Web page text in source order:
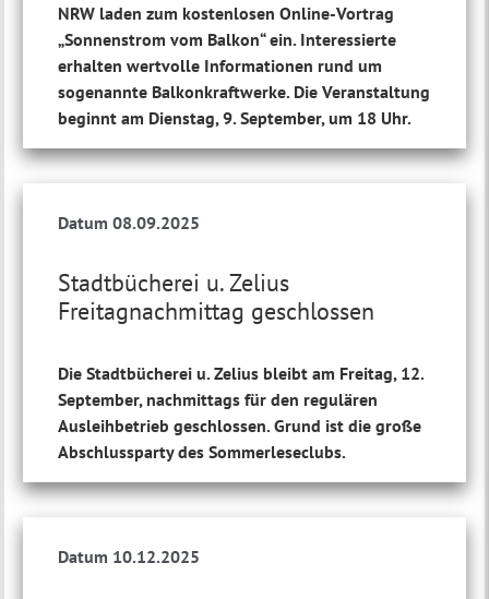
NRW laden zum kostenlosen Online-Vortrag
„Sonnenstrom vom Balkon“ ein. Interessierte
erhalten wertvolle Informationen rund um
sogenannte Balkonkraftwerke. Die Veranstaltung
beginnt am Dienstag, 9. September, um 18 Uhr.
Stadtbücherei u. Zelius
Freitagnachmittag geschlossen
Datum 08.09.2025
Die Stadtbücherei u. Zelius bleibt am Freitag, 12.
September, nachmittags für den regulären
Ausleihbetrieb geschlossen. Grund ist die große
Abschlussparty des Sommerleseclubs.
Datum 10.12.2025